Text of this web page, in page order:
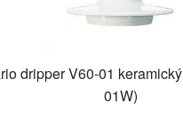
dripper V60-01
01W)